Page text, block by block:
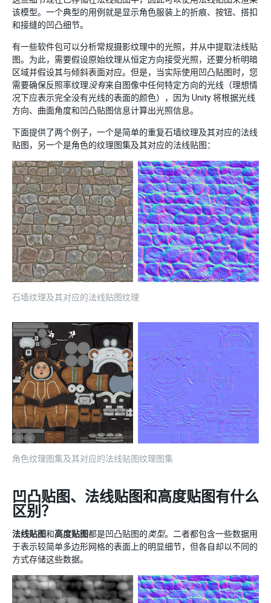
该模型。一个典型的用例就是显示角色服装上的折痕、按钮、搭扣
和接缝的凹凸细节。
有一些软件包可以分析常规摄影纹理中的光照，并从中提取法线贴
图。为此，需要假设原始纹理从恒定方向接受光照，还要分析明暗
区域并假设其与倾斜表面对应。但是，当实际使用凹凸贴图时，您
需要确保反照率纹理没有来自图像中任何特定方向的光线（理想情
况下应表示完全没有光线的表面的颜色），因为 Unity 将根据光线
方向、曲面角度和凹凸贴图信息计算出光照信息。
下面提供了两个例子，一个是简单的重复石墙纹理及其对应的法线
贴图，另一个是角色的纹理图集及其对应的法线贴图：
石墙纹理及其对应的法线贴图纹理
角色纹理图集及其对应的法线贴图纹理图集
凹凸贴图、法线贴图和高度贴图有什么
区别？
法线贴图和高度贴图都是凹凸贴图的类型。二者都包含一些数据用
于表示较简单多边形网格的表面上的明显细节，但各自却以不同的
方式存储这些数据。